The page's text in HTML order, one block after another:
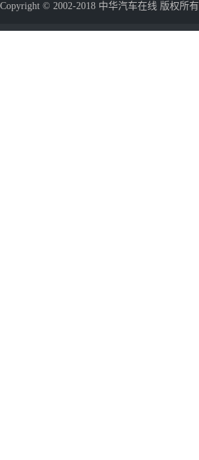
Copyright © 2002-2018 中华汽车在线 版权所有